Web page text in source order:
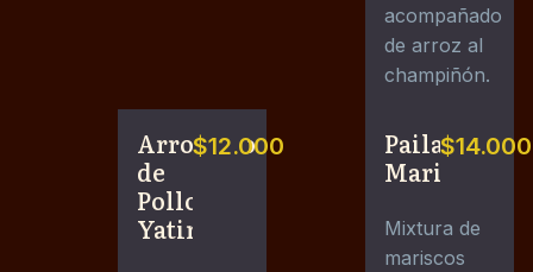
acompañado
de arroz al
champiñón.
Arrollado
de
Pollo
Yatiri
$12.000
Paila
Marina
$14.000
Mixtura de
mariscos